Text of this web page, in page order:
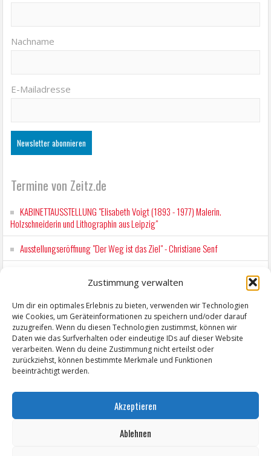
Zustimmung verwalten
Um dir ein optimales Erlebnis zu bieten, verwenden wir Technologien
wie Cookies, um Geräteinformationen zu speichern und/oder darauf
zuzugreifen. Wenn du diesen Technologien zustimmst, können wir
Daten wie das Surfverhalten oder eindeutige IDs auf dieser Website
verarbeiten. Wenn du deine Zustimmung nicht erteilst oder
zurückziehst, können bestimmte Merkmale und Funktionen
beeinträchtigt werden.
Akzeptieren
Ablehnen
Nachname
E-Mailadresse
Termine von Zeitz.de
KABINETTAUSSTELLUNG "Elisabeth Voigt (1893 - 1977) Malerin.
Holzschneiderin und Lithographin aus Leipzig"
Ausstellungseröffnung "Der Weg ist das Ziel" - Christiane Senf
Kunstfest Zeitz